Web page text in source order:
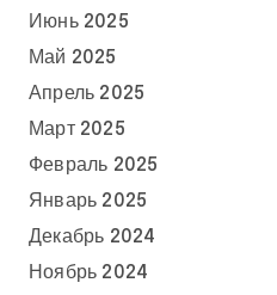
Июнь 2025
Май 2025
Апрель 2025
Март 2025
Февраль 2025
Январь 2025
Декабрь 2024
Ноябрь 2024